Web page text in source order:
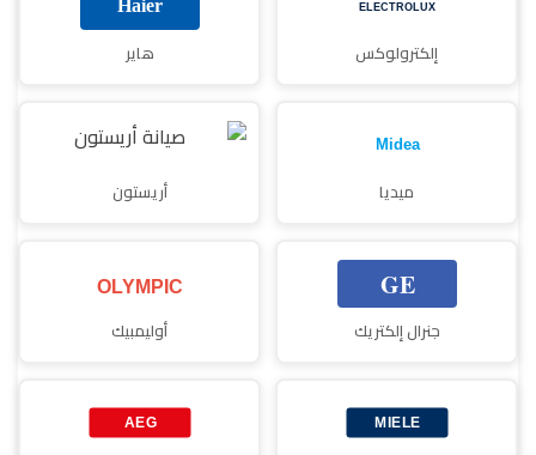
إلكترولوكس هاير
ميديا أريستون
جنرال إلكتريك أوليمبيك